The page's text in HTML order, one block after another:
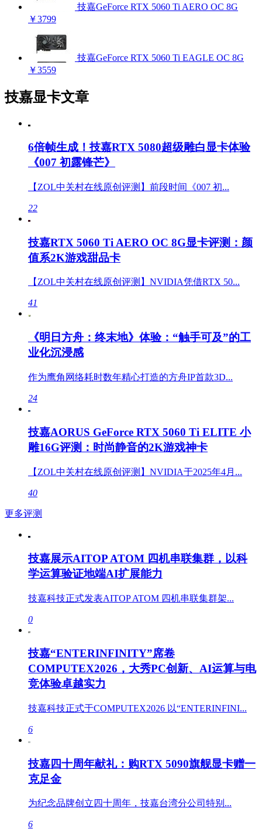
技嘉GeForce RTX 5060 Ti AERO OC 8G
￥3799
技嘉GeForce RTX 5060 Ti EAGLE OC 8G
￥3559
技嘉显卡文章
6倍帧生成！技嘉RTX 5080超级雕白显卡体验
《007 初露锋芒》
【ZOL中关村在线原创评测】前段时间《007 初...
22
技嘉RTX 5060 Ti AERO OC 8G显卡评测：颜
值系2K游戏甜品卡
【ZOL中关村在线原创评测】NVIDIA凭借RTX 50...
41
《明日方舟：终末地》体验：“触手可及”的工
业化沉浸感
作为鹰角网络耗时数年精心打造的方舟IP首款3D...
24
技嘉AORUS GeForce RTX 5060 Ti ELITE 小
雕16G评测：时尚静音的2K游戏神卡
【ZOL中关村在线原创评测】NVIDIA于2025年4月...
40
更多评测
技嘉展示AITOP ATOM 四机串联集群，以科
学运算验证地端AI扩展能力
技嘉科技正式发表AITOP ATOM 四机串联集群架...
0
技嘉“ENTERINFINITY”席卷
COMPUTEX2026，大秀PC创新、AI运算与电
竞体验卓越实力
技嘉科技正式于COMPUTEX2026 以“ENTERINFINI...
6
技嘉四十周年献礼：购RTX 5090旗舰显卡赠一
克足金
为纪念品牌创立四十周年，技嘉台湾分公司特别...
6